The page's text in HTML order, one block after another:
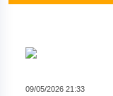
09/05/2026 21:33